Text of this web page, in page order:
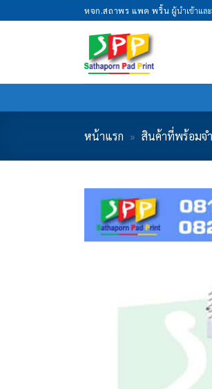
to
หจก.สถาพร แพด พริ้น ผู้นำเข้าแล
หน้าแรก » สินค้าที่พร้อมจ